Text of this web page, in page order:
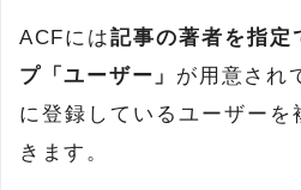
ACFには記事の著者を指定
プ「ユーザー」 が用意され
に登録しているユーザーを
きます。